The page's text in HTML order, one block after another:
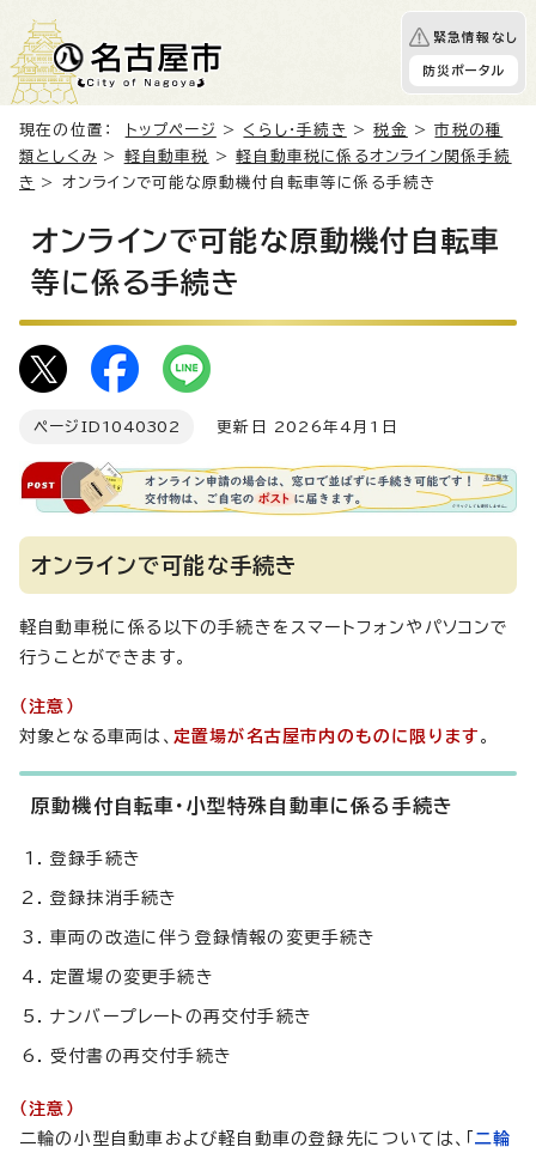
緊急情報なし
防災ポータル
現在の位置： トップページ > くらし・手続き >税金 >市税の種
類としくみ > 軽自動車税 >軽自動車税に係るオンライン関係手続
き > オンラインで可能な原動機付自転車等に係る手続き
オンラインで可能な原動機付自転車
等に係る手続き
ページID 1040302 更新日 2026年4月1日
オンラインで可能な手続き
軽自動車税に係る以下の手続きをスマートフォンやパソコンで
行うことができます。
（注意）
対象となる車両は、 定置場が名古屋市内のものに限ります 。
原動機付自転車・小型特殊自動車に係る手続き
登録手続き
登録抹消手続き
車両の改造に伴う登録情報の変更手続き
定置場の変更手続き
ナンバープレートの再交付手続き
受付書の再交付手続き
（注意）
二輪の小型自動車および軽自動車の登録先については、「二輪